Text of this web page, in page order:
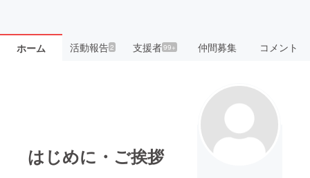
ホーム 活動報告2 支援者99+ 仲間募集 コメント
はじめに・ご挨拶